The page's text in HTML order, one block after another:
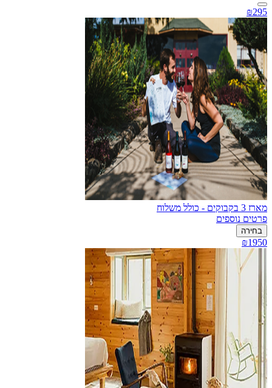
₪295
מארז 3 בקבוקים - כולל משלוח
פרטים נוספים
בחירה
₪1950